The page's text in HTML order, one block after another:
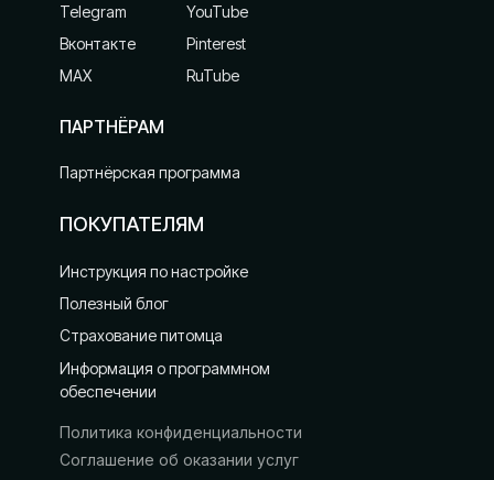
Партнёрская программа
ПАРТНЁРАМ
ПОКУПАТЕЛЯМ
Telegram
Вконтакте
RuTube
Pinterest
MAХ
YouTube
Соглашение об оказании услуг
Политика конфиденциальности
Инструкция по настройке
Полезный блог
Информация о программном
обеспечении
Страхование питомца